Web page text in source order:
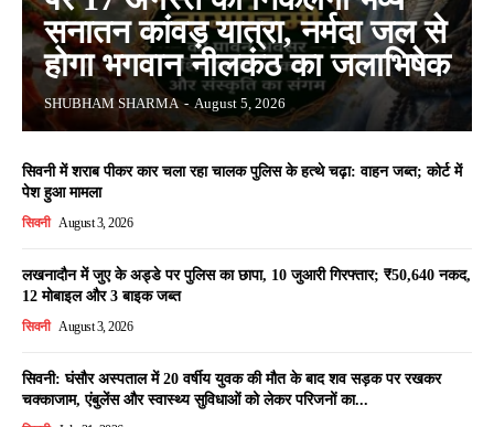
सनातन कांवड़ यात्रा, नर्मदा जल से
होगा भगवान नीलकंठ का जलाभिषेक
SHUBHAM SHARMA - August 5, 2026
सिवनी में शराब पीकर कार चला रहा चालक पुलिस के हत्थे चढ़ा: वाहन जब्त; कोर्ट में
पेश हुआ मामला
सिवनी August 3, 2026
लखनादौन में जुए के अड्डे पर पुलिस का छापा, 10 जुआरी गिरफ्तार; ₹50,640 नकद,
12 मोबाइल और 3 बाइक जब्त
सिवनी August 3, 2026
सिवनी: घंसौर अस्पताल में 20 वर्षीय युवक की मौत के बाद शव सड़क पर रखकर
चक्काजाम, एंबुलेंस और स्वास्थ्य सुविधाओं को लेकर परिजनों का...